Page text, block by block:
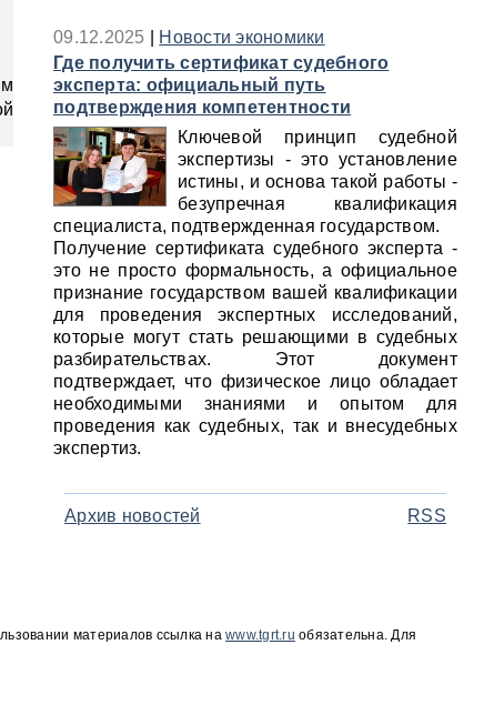
09.12.2025
Новости экономики
Где получить сертификат судебного
эксперта: официальный путь
подтверждения компетентности
Ключевой принцип судебной
экспертизы - это установление
истины, и основа такой работы -
безупречная квалификация
специалиста, подтвержденная государством.
Получение сертификата судебного эксперта -
это не просто формальность, а официальное
признание государством вашей квалификации
для проведения экспертных исследований,
которые могут стать решающими в судебных
разбирательствах. Этот документ
подтверждает, что физическое лицо обладает
необходимыми знаниями и опытом для
проведения как судебных, так и внесудебных
экспертиз.
Архив новостей RSS
материалов ссылка наwww.tgrt.ru обязательна. Для